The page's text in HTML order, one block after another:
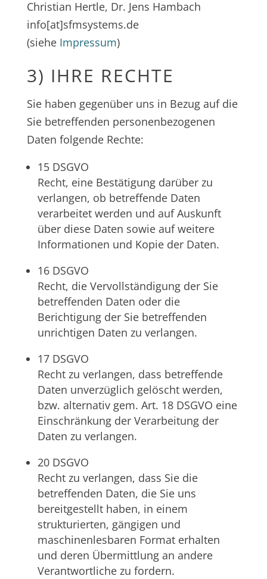
Christian Hertle, Dr. Jens Hambach
info[at]sfmsystems.de
(siehe Impressum)
3) IHRE RECHTE
Sie haben gegenüber uns in Bezug auf die
Sie betreffenden personenbezogenen
Daten folgende Rechte:
15 DSGVO
Recht, eine Bestätigung darüber zu
verlangen, ob betreffende Daten
verarbeitet werden und auf Auskunft
über diese Daten sowie auf weitere
Informationen und Kopie der Daten.
16 DSGVO
Recht, die Vervollständigung der Sie
betreffenden Daten oder die
Berichtigung der Sie betreffenden
unrichtigen Daten zu verlangen.
17 DSGVO
Recht zu verlangen, dass betreffende
Daten unverzüglich gelöscht werden,
bzw. alternativ gem. Art. 18 DSGVO eine
Einschränkung der Verarbeitung der
Daten zu verlangen.
20 DSGVO
Recht zu verlangen, dass Sie die
betreffenden Daten, die Sie uns
bereitgestellt haben, in einem
strukturierten, gängigen und
maschinenlesbaren Format erhalten
und deren Übermittlung an andere
Verantwortliche zu fordern.